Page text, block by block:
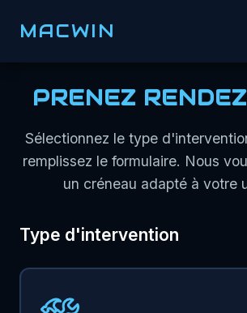
MACWIN
PRENEZ
Sélectionnez le type
remplissez le formulaire. Nous
un créneau adapté à votre
Type d'intervention